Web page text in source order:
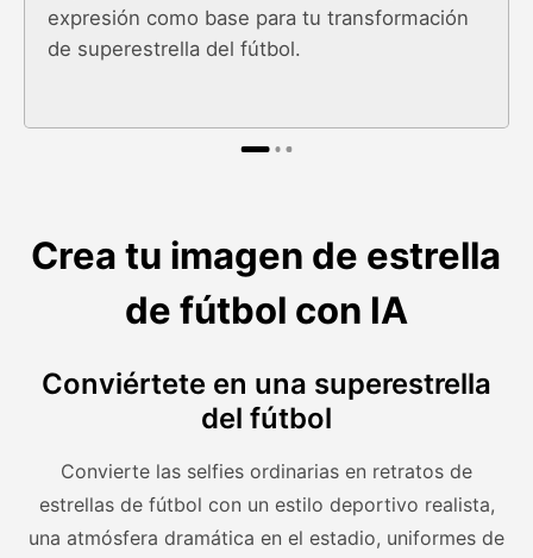
expresión como base para tu transformación
de superestrella del fútbol.
Crea tu imagen de estrella
de fútbol con IA
Conviértete en una superestrella
del fútbol
Convierte las selfies ordinarias en retratos de
estrellas de fútbol con un estilo deportivo realista,
una atmósfera dramática en el estadio, uniformes de